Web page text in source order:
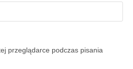
przeglądarce podczas pisania